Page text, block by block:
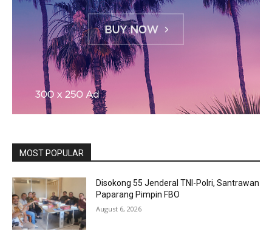
MOST POPULAR
Disokong 55 Jenderal TNI-Polri, Santrawan
Paparang Pimpin FBO
August 6, 2026